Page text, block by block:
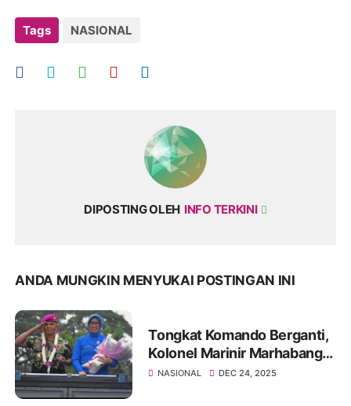
Tags NASIONAL
DIPOSTING OLEH INFO TERKINI
ANDA MUNGKIN MENYUKAI POSTINGAN INI
Tongkat Komando Berganti,
Kolonel Marinir Marhabang
Resmi Pimpin Resimen
NASIONAL DEC 24, 2025